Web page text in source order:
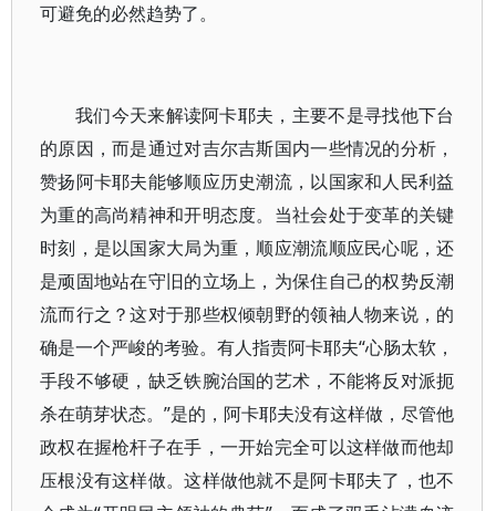
可避免的必然趋势了。
我们今天来解读阿卡耶夫，主要不是寻找他下台
的原因，而是通过对吉尔吉斯国内一些情况的分析，
赞扬阿卡耶夫能够顺应历史潮流，以国家和人民利益
为重的高尚精神和开明态度。当社会处于变革的关键
时刻，是以国家大局为重，顺应潮流顺应民心呢，还
是顽固地站在守旧的立场上，为保住自己的权势反潮
流而行之？这对于那些权倾朝野的领袖人物来说，的
确是一个严峻的考验。有人指责阿卡耶夫“心肠太软，
手段不够硬，缺乏铁腕治国的艺术，不能将反对派扼
杀在萌芽状态。”是的，阿卡耶夫没有这样做，尽管他
政权在握枪杆子在手，一开始完全可以这样做而他却
压根没有这样做。这样做他就不是阿卡耶夫了，也不